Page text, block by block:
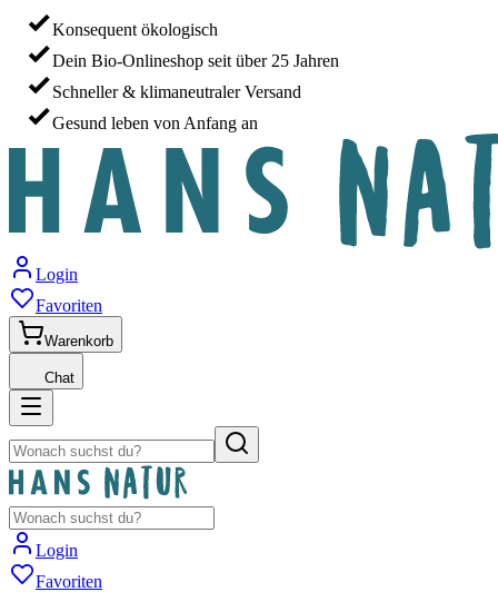
Konsequent ökologisch
Dein Bio-Onlineshop seit über 25 Jahren
Schneller & klimaneutraler Versand
Gesund leben von Anfang an
Login
Favoriten
Warenkorb
Chat
Login
Favoriten